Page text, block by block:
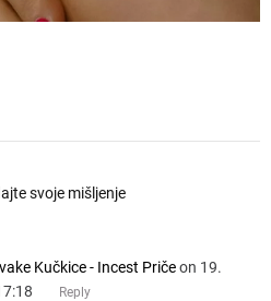
svoje mišljenje
Kučkice - Incest Pričeon 19.
Reply